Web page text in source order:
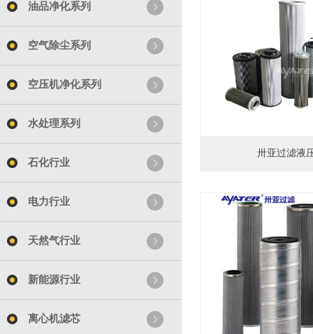
油品净化系列
空气除尘系列
空压机净化系列
水处理系列
石化行业
电力行业
天然气行业
新能源行业
离心机滤芯
卅亚过滤液